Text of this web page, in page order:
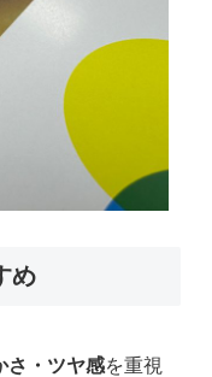
め
さ・ツヤ感を重視